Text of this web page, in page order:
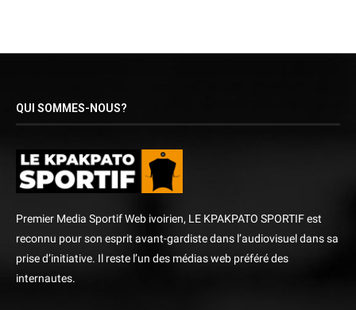
QUI SOMMES-NOUS?
Premier Media Sportif Web ivoirien, LE KPAKPATO SPORTIF est
reconnu pour son esprit avant-gardiste dans l’audiovisuel dans sa
prise d’initiative. Il reste l’un des médias web préféré des
internautes.